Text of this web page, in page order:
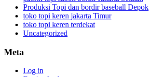
Produksi Topi dan bordir baseball Depok
toko topi keren jakarta Timur
toko topi keren terdekat
Uncategorized
Meta
Log in